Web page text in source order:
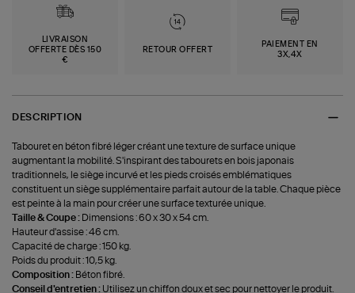
LIVRAISON
OFFERTE DÈS 150
€
RETOUR OFFERT
PAIEMENT EN
3X,4X
DESCRIPTION
Tabouret en béton fibré léger créant une texture de surface unique
augmentant la mobilité. S'inspirant des tabourets en bois japonais
traditionnels, le siège incurvé et les pieds croisés emblématiques
constituent un siège supplémentaire parfait autour de la table. Chaque pièce
est peinte à la main pour créer une surface texturée unique.
Taille & Coupe : Dimensions : 60 x 30 x 54 cm.
Hauteur d'assise : 46 cm.
Capacité de charge : 150 kg.
Poids du produit : 10,5 kg.
Composition : Béton fibré.
Conseil d'entretien : Utilisez un chiffon doux et sec pour nettoyer le produit.